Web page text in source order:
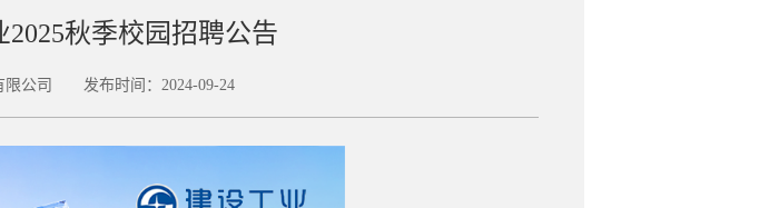
秋季校园招聘公告
限公司 发布时间：2024-09-24